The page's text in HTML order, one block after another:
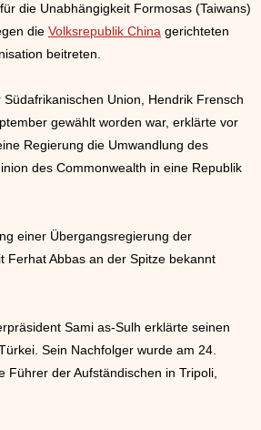
die Unabhängigkeit Formosas (Taiwans)
die Volksrepublik China gerichteten
beitreten.
Union, Hendrik Frensch
gewählt worden war, erklärte vor
Regierung die Umwandlung des
des Commonwealth in eine Republik
einer Übergangsregierung der
Ferhat Abbas an der Spitze bekannt
Sami as-Sulh erklärte seinen
Sein Nachfolger wurde am 24.
Führer der Aufständischen in Tripoli,